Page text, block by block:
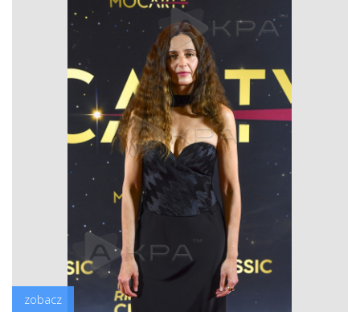
zobacz